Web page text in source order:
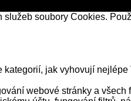
soubory Cookies.
jak vyhovují nejlépe
webové stránky a